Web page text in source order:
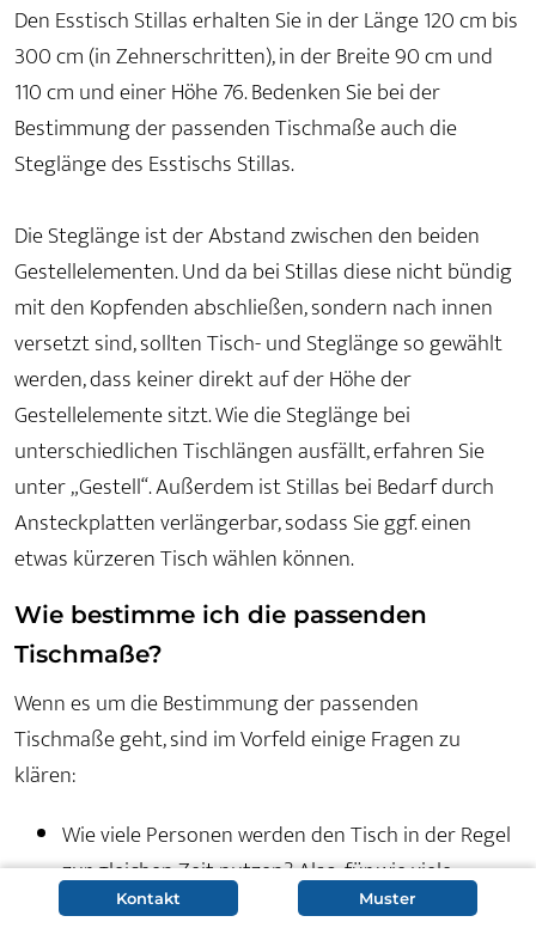
Den Esstisch Stillas erhalten Sie in der Länge 120 cm bis
300 cm (in Zehnerschritten), in der Breite 90 cm und
110 cm und einer Höhe 76. Bedenken Sie bei der
Bestimmung der passenden Tischmaße auch die
Steglänge des Esstischs Stillas.
Die Steglänge ist der Abstand zwischen den beiden
Gestellelementen. Und da bei Stillas diese nicht bündig
mit den Kopfenden abschließen, sondern nach innen
versetzt sind, sollten Tisch- und Steglänge so gewählt
werden, dass keiner direkt auf der Höhe der
Gestellelemente sitzt. Wie die Steglänge bei
unterschiedlichen Tischlängen ausfällt, erfahren Sie
unter „Gestell“. Außerdem ist Stillas bei Bedarf durch
Ansteckplatten verlängerbar, sodass Sie ggf. einen
etwas kürzeren Tisch wählen können.
Wie bestimme ich die passenden
Tischmaße?
Wenn es um die Bestimmung der passenden
Tischmaße geht, sind im Vorfeld einige Fragen zu
klären:
Wie viele Personen werden den Tisch in der Regel
zur gleichen Zeit nutzen? Also, für wie viele
Personen sollte er mindestens Platz bieten?
Kontakt Muster